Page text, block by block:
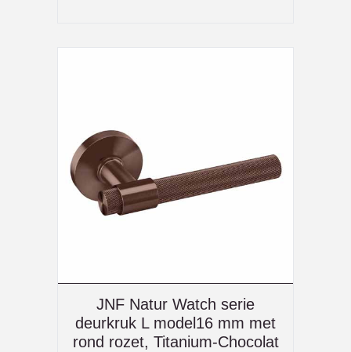
JNF Natur Watch serie
deurkruk L model16 mm met
rond rozet, Titanium-Chocolat